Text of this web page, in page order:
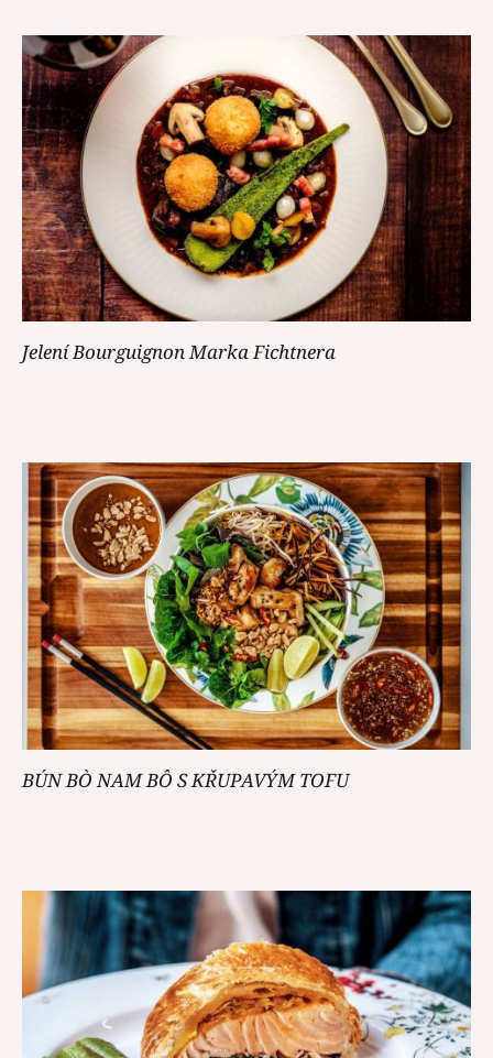
Jelení Bourguignon Marka Fichtnera
BÚN BÒ NAM BÔ S KŘUPAVÝM TOFU